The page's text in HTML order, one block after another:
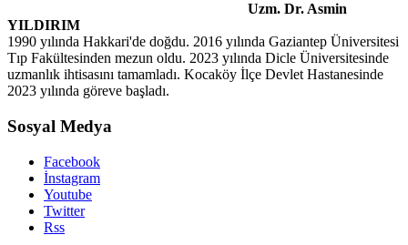
Uzm. Dr. Asmin
YILDIRIM
1990 yılında Hakkari'de doğdu. 2016 yılında Gaziantep Üniversitesi
Tıp Fakültesinden mezun oldu. 2023 yılında Dicle Üniversitesinde
uzmanlık ihtisasını tamamladı. Kocaköy İlçe Devlet Hastanesinde
2023 yılında göreve başladı.
Sosyal Medya
Facebook
İnstagram
Youtube
Twitter
Rss